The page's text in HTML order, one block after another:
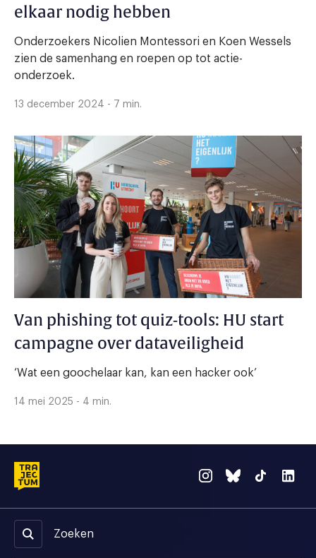
elkaar nodig hebben
Onderzoekers Nicolien Montessori en Koen Wessels
zien de samenhang en roepen op tot actie-
onderzoek.
13 december 2024 - 7 min.
Van phishing tot quiz-tools: HU start
campagne over dataveiligheid
‘Wat een goochelaar kan, kan een hacker ook’
14 mei 2025 - 4 min.
Zoeken